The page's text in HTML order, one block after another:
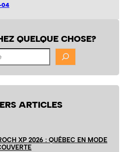
04
QUELQUE CHOSE?
ARTICLES
XP 2026 : QUÉBEC EN MODE